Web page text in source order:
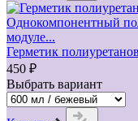
Однокомпонентный
модуле...
Герметик
450 ₽
Выбрать вариант